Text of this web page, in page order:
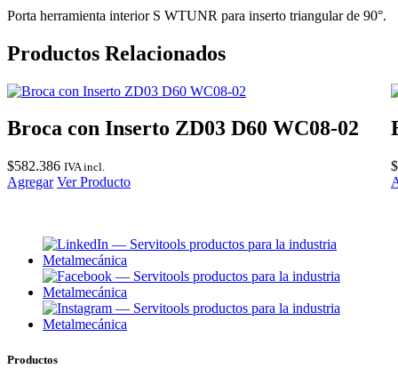
Porta herramienta interior S WTUNR para inserto triangular de 90°.
Productos Relacionados
Broca con Inserto ZD03 D60 WC08-02
$582.386 IVA incl.
Agregar Ver Producto
$
Productos